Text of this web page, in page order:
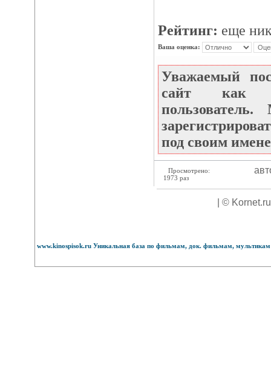
Рейтинг: еще
Ваша оценка:
Уважаемый
сайт как
под своим
Просмотрено:
1973 раз
| ©
www.kinospisok.ru Уникальная база по фильмам, док. фильмам,